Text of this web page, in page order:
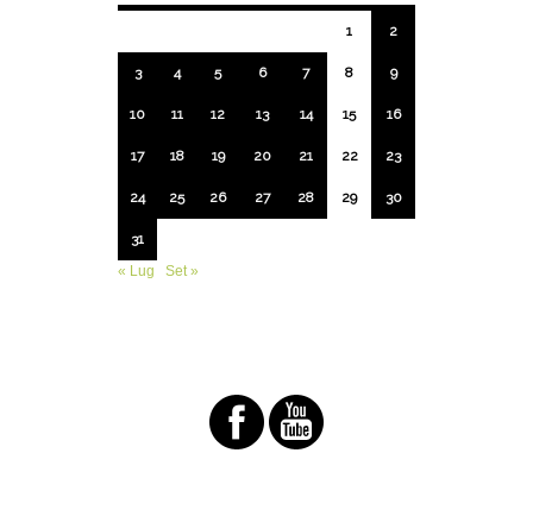
1 2
3 4 5 6 7 8 9
10 11 12 13 14 15 16
17 18 19 20 21 22 23
24 25 26 27 28 29 30
31
« Lug
Set »